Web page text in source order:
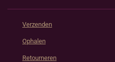
Verzenden
Ophalen
Retourneren